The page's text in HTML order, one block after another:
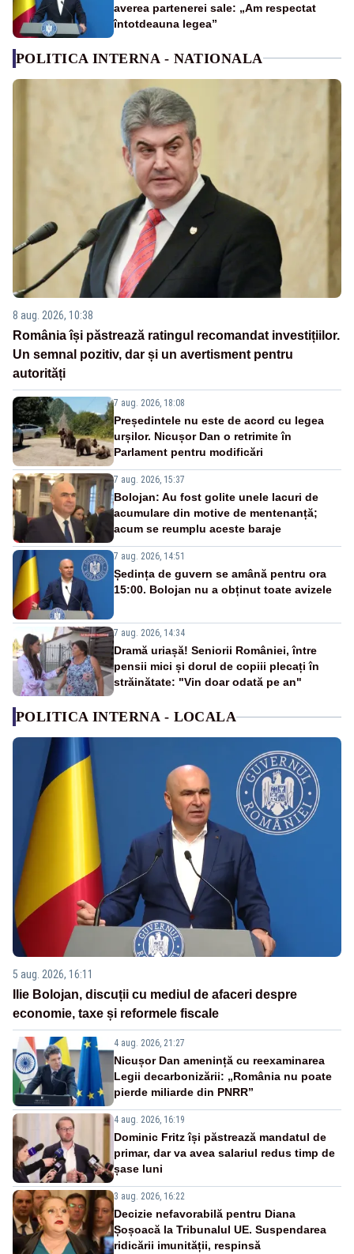
averea partenerei sale: „Am respectat
întotdeauna legea”
POLITICA INTERNA - NATIONALA
8 aug. 2026, 10:38
România își păstrează ratingul recomandat investițiilor.
Un semnal pozitiv, dar și un avertisment pentru
autorități
7 aug. 2026, 18:08
Președintele nu este de acord cu legea
urșilor. Nicușor Dan o retrimite în
Parlament pentru modificări
7 aug. 2026, 15:37
Bolojan: Au fost golite unele lacuri de
acumulare din motive de mentenanță;
acum se reumplu aceste baraje
7 aug. 2026, 14:51
Ședința de guvern se amână pentru ora
15:00. Bolojan nu a obținut toate avizele
7 aug. 2026, 14:34
Dramă uriașă! Seniorii României, între
pensii mici și dorul de copiii plecați în
străinătate: "Vin doar odată pe an"
POLITICA INTERNA - LOCALA
5 aug. 2026, 16:11
Ilie Bolojan, discuții cu mediul de afaceri despre
economie, taxe și reformele fiscale
4 aug. 2026, 21:27
Nicușor Dan amenință cu reexaminarea
Legii decarbonizării: „România nu poate
pierde miliarde din PNRR”
4 aug. 2026, 16:19
Dominic Fritz își păstrează mandatul de
primar, dar va avea salariul redus timp de
șase luni
3 aug. 2026, 16:22
Decizie nefavorabilă pentru Diana
Șoșoacă la Tribunalul UE. Suspendarea
ridicării imunității, respinsă